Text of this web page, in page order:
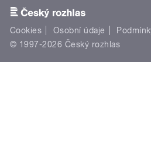
Cookies Osobní údaje
© 1997-2026 Český rozhlas